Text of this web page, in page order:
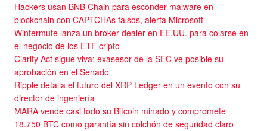
Hackers usan BNB Chain para esconder malware en
blockchain con CAPTCHAs falsos, alerta Microsoft
Wintermute lanza un broker-dealer en EE.UU. para colarse en
el negocio de los ETF cripto
Clarity Act sigue viva: exasesor de la SEC ve posible su
aprobación en el Senado
Ripple detalla el futuro del XRP Ledger en un evento con su
director de ingeniería
MARA vende casi todo su Bitcoin minado y compromete
18.750 BTC como garantía sin colchón de seguridad claro